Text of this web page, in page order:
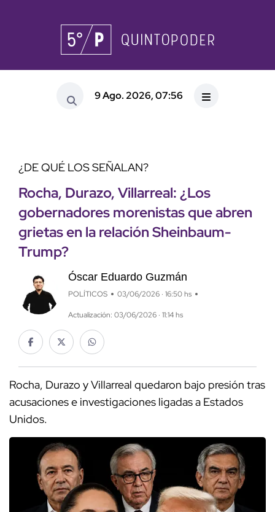
9 Ago. 2026, 07:56
¿DE QUÉ LOS SEÑALAN?
Rocha, Durazo, Villarreal: ¿Los
gobernadores morenistas que abren
grietas en la relación Sheinbaum-
Trump?
Óscar Eduardo Guzmán
POLÍTICOS 03/06/2026 · 16:50 hs
Actualización: 03/06/2026 · 11:14 hs
Rocha, Durazo y Villarreal quedaron bajo presión tras
acusaciones e investigaciones ligadas a Estados
Unidos.